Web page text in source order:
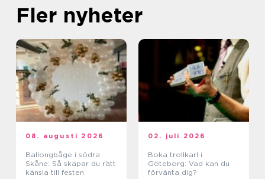
Fler nyheter
08. augusti 2026
Ballongbåge i södra
Skåne: Så skapar du rätt
känsla till festen
02. juli 2026
Boka trollkarl i
Göteborg: Vad kan du
förvänta dig?